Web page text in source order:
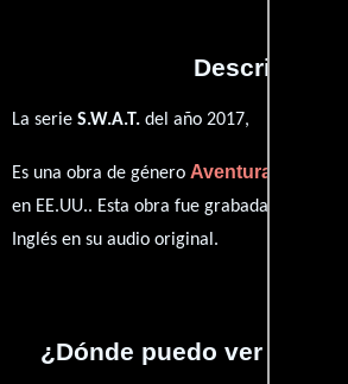
Descripción
La serie S.W.A.T. del año 2017,
Es una obra de género Aventura
en EE.UU.. Esta obra fue grabada
Inglés en su audio original.
¿Dónde puedo ver la